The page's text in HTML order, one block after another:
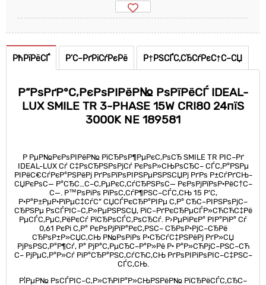
РћРїРёСЃ Р’С–РґРіСѓРєРё Р†РЅСЃС‚СЂСѓРєС†С–СЏ
Р”РѕРґР°С‚РєРѕРІРёР№ РѕРїРёСЃ IDEAL-
LUX SMILE TR 3-PHASE 15W CRI80 24пїЅ
3000K NE 189581
Р РµР№РєРѕРІРёР№ РїСЂРѕР¶РµРєС‚РѕСЂ SMILE TR РІС–Рґ
IDEAL-LUX Сѓ С‡РѕСЂРЅРѕРјСѓ РєРѕР»СЊРѕСЂС– СЃС‚Р°РЅРµ
РІРёС€СѓРєР°РЅРёРј РґРѕРїРѕРІРЅРµРЅРЅСЏРј РґРѕ Р±СѓРґСЊ-
СЏРєРѕС— Р°СЂС…С–С‚РµРєС‚СѓСЂРЅРѕС— РєРѕРјРїРѕР·РёС†С–
С—. Р™РѕРіРѕ РїРѕС‚СѓР¶РЅС–СЃС‚СЊ 15 Р’С‚
Р·Р°Р±РµР·РїРµС‡СѓС” СЏСЃРєСЂР°РІРµ С‚Р° СЂС–РІРЅРѕРјС–
СЂРЅРµ РѕСЃРІС–С‚Р»РµРЅРЅСЏ, РїС–РґРєСЂРµСЃР»СЋСЋС‡Рё
РµСЃС‚РµС‚РёРєСѓ РїСЂРѕСЃС‚РѕСЂСѓ. Р›РµРіРєР° РІР°РіР° Сѓ
0,61 РєРі С‚Р° РєРѕРјРїР°РєС‚РЅС– СЂРѕР·РјС–СЂРё
СЂРѕР±Р»СЏС‚СЊ Р№РѕРіРѕ Р·СЂСѓС‡РЅРёРј РґР»СЏ
РјРѕРЅС‚Р°Р¶Сѓ, Р° РјР°С‚РµСЂС–Р°Р»Рё Р· Р°Р»СЋРјС–РЅС–СЋ
С– РјРµС‚Р°Р»Сѓ РіР°СЂР°РЅС‚СѓСЋС‚СЊ РґРѕРІРіРѕРІС–С‡РЅС–
СЃС‚СЊ.
Р¦РµР№ РѕСЃРІС–С‚Р»СЋРІР°Р»СЊРЅРёР№ РїСЂРёСЃС‚СЂС–